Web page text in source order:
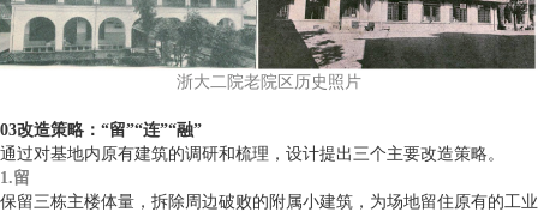
浙大二院老院区历史照片
03改造策略：“留”“连”“融”
通过对基地内原有建筑的调研和梳理，设计提出三个主要改造策略。
1.留
保留三栋主楼体量，拆除周边破败的附属小建筑，为场地留住原有的工业